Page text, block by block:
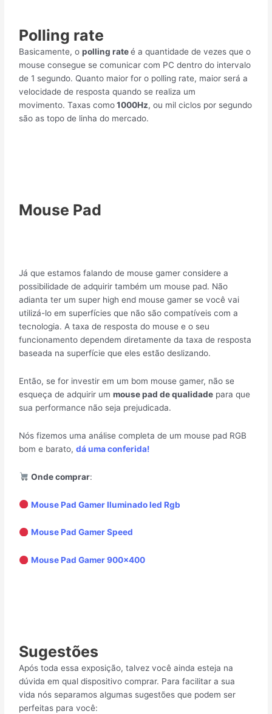
Polling rate
Basicamente, opolling rateé a quantidade de vezes que o
mouse consegue se comunicar com PC dentro do intervalo
de 1 segundo. Quanto maior for o polling rate, maior será a
velocidade de resposta quando se realiza um
movimento. Taxas como1000Hz, ou mil ciclos por segundo
são as topo de linha do mercado.
Mouse Pad
Já que estamos falando de mouse gamer considere a
possibilidade de adquirir também um mouse pad. Não
adianta ter um super high end mouse gamer se você vai
utilizá-lo em superfícies que não são compatíveis com a
tecnologia. A taxa de resposta do mouse e o seu
funcionamento dependem diretamente da taxa de resposta
baseada na superfície que eles estão deslizando.
Então, se for investir em um bom mouse gamer, não se
esqueça de adquirir ummouse pad de qualidade para que
sua performance não seja prejudicada.
Nós fizemos uma análise completa de um mouse pad RGB
bom e barato,dá uma conferida!
Onde comprar:
Mouse Pad Gamer Iluminado led Rgb
Mouse Pad Gamer Speed
Mouse Pad Gamer 900×400
Sugestões
Após toda essa exposição, talvez você ainda esteja na
dúvida em qual dispositivo comprar. Para facilitar a sua
vida nós separamos algumas sugestões que podem ser
perfeitas para você: